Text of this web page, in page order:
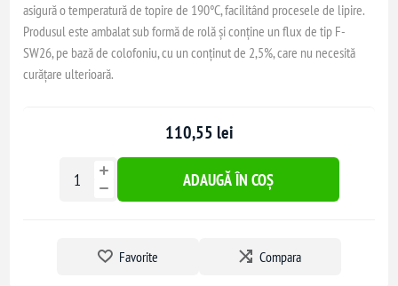
asigură o temperatură de topire de 190°C, facilitând procesele de lipire.
Produsul este ambalat sub formă de rolă și conține un flux de tip F-
SW26, pe bază de colofoniu, cu un conținut de 2,5%, care nu necesită
curățare ulterioară.
110,55 lei
ADAUGĂ ÎN COȘ
Favorite Compara